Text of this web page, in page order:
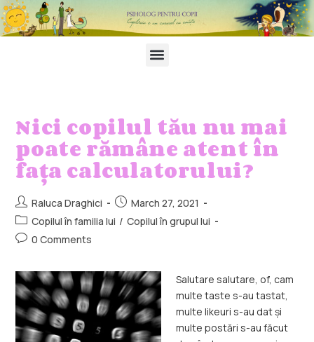
Nici copilul tău nu mai
poate rămâne atent în
fața calculatorului?
Raluca Draghici
March 27, 2021
Copilul în familia lui / Copilul în grupul lui
0 Comments
Salutare salutare, of, cam
multe taste s-au tastat,
multe likeuri s-au dat și
multe postări s-au făcut